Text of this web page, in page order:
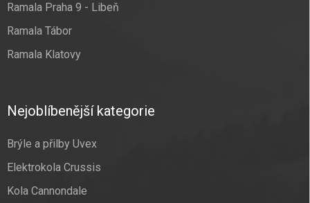
Ramala Praha 9 - Libeň
Ramala Tábor
Ramala Klatovy
Nejoblíbenější kategorie
Brýle a přilby Uvex
Elektrokola Crussis
Kola Cannondale